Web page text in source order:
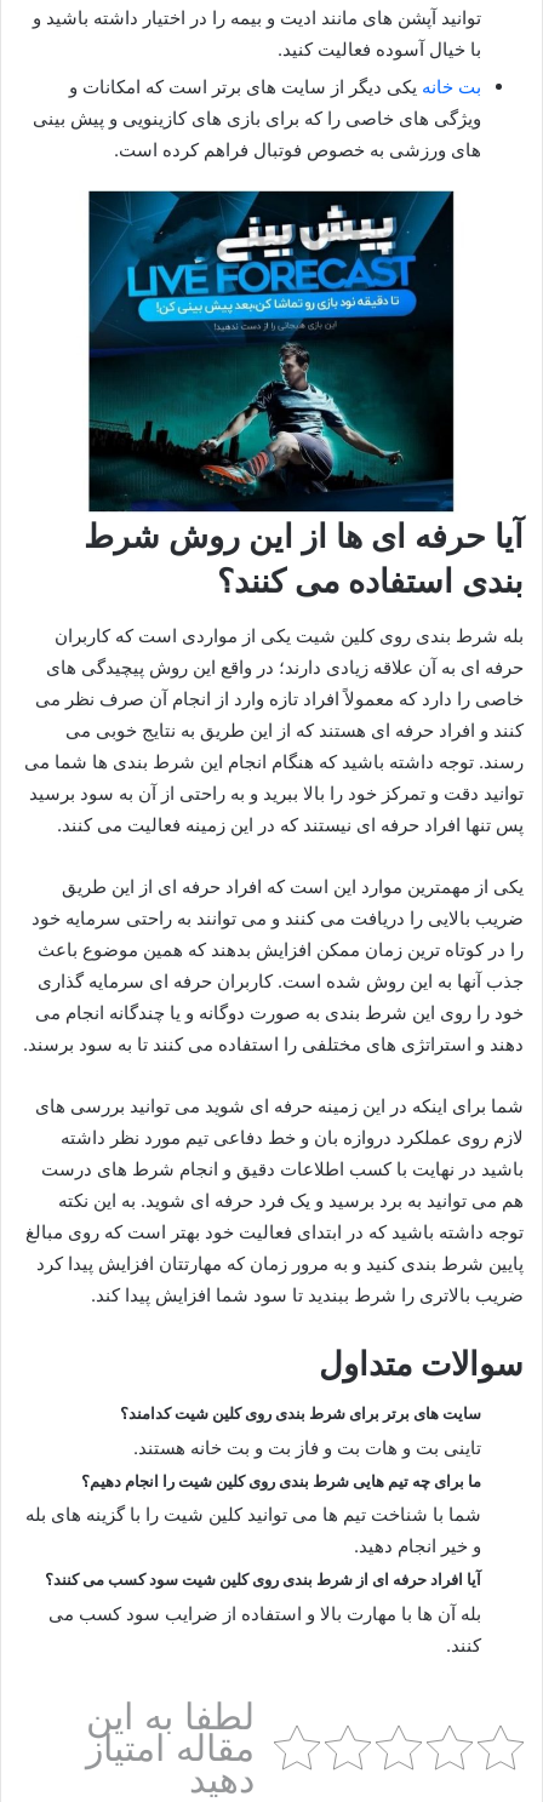
توانید آپشن های مانند ادیت و بیمه را در اختیار داشته باشید و
با خیال آسوده فعالیت کنید.
بت خانه یکی دیگر از سایت های برتر است که امکانات و
ویژگی های خاصی را که برای بازی‌ های کازینویی و پیش بینی
های ورزشی به خصوص فوتبال فراهم کرده است.
آیا حرفه ای ها از این روش شرط
بندی استفاده می کنند؟
بله شرط بندی روی کلین شیت یکی از مواردی است که کاربران
حرفه‌ ای به آن علاقه زیادی دارند؛ در واقع این روش پیچیدگی‌ های
خاصی را دارد که معمولاً افراد تازه وارد از انجام آن صرف نظر می‌
کنند و افراد حرفه ای هستند که از این طریق به نتایج خوبی می
رسند. توجه داشته باشید که هنگام انجام این شرط بندی ها شما می
توانید دقت و تمرکز خود را بالا ببرید و به راحتی از آن به سود برسید
پس تنها افراد حرفه‌ ای نیستند که در این زمینه فعالیت می‌ کنند.
یکی از مهمترین موارد این است که افراد حرفه‌ ای از این طریق
ضریب بالایی را دریافت می‌ کنند و می‌ توانند به راحتی سرمایه خود
را در کوتاه ترین زمان ممکن افزایش بدهند که همین موضوع باعث
جذب آنها به این روش شده است. کاربران حرفه ای سرمایه گذاری
خود را روی این شرط بندی به صورت دوگانه و یا چندگانه انجام می
دهند و استراتژی های مختلفی را استفاده می کنند تا به سود برسند.
شما برای اینکه در این زمینه حرفه ای شوید می توانید بررسی‌ های
لازم روی عملکرد دروازه بان و خط دفاعی تیم مورد نظر داشته
باشید در نهایت با کسب اطلاعات دقیق و انجام شرط های درست
هم می توانید به برد برسید و یک فرد حرفه‌ ای شوید. به این نکته
توجه داشته باشید که در ابتدای فعالیت خود بهتر است که روی مبالغ
پایین شرط بندی کنید و به مرور زمان که مهارتتان افزایش پیدا کرد
ضریب بالاتری را شرط ببندید تا سود شما افزایش پیدا کند.
سوالات متداول
سایت های برتر برای شرط بندی روی کلین شیت کدامند؟
تاینی بت و هات بت و فاز بت و بت خانه هستند.
ما برای چه تیم هایی شرط بندی روی کلین شیت را انجام دهیم؟
شما با شناخت تیم ها می توانید کلین شیت را با گزینه‌ های بله
و خیر انجام دهید.
آیا افراد حرفه ای از شرط بندی روی کلین شیت سود کسب می کنند؟
بله آن ها با مهارت بالا و استفاده از ضرایب سود کسب می
کنند.
لطفا به این
مقاله امتیاز
دهید